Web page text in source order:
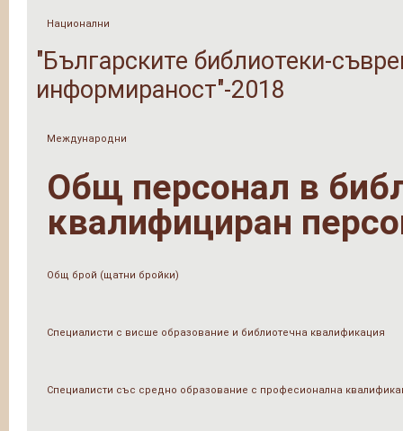
Национални
"Българските библиотеки-
информираност"-2018
Международни
Общ персонал в
квалифициран
Общ брой (щатни бройки)
Специалисти с висше образование и библиотечна квалификация
Специалисти със средно образование с професионална